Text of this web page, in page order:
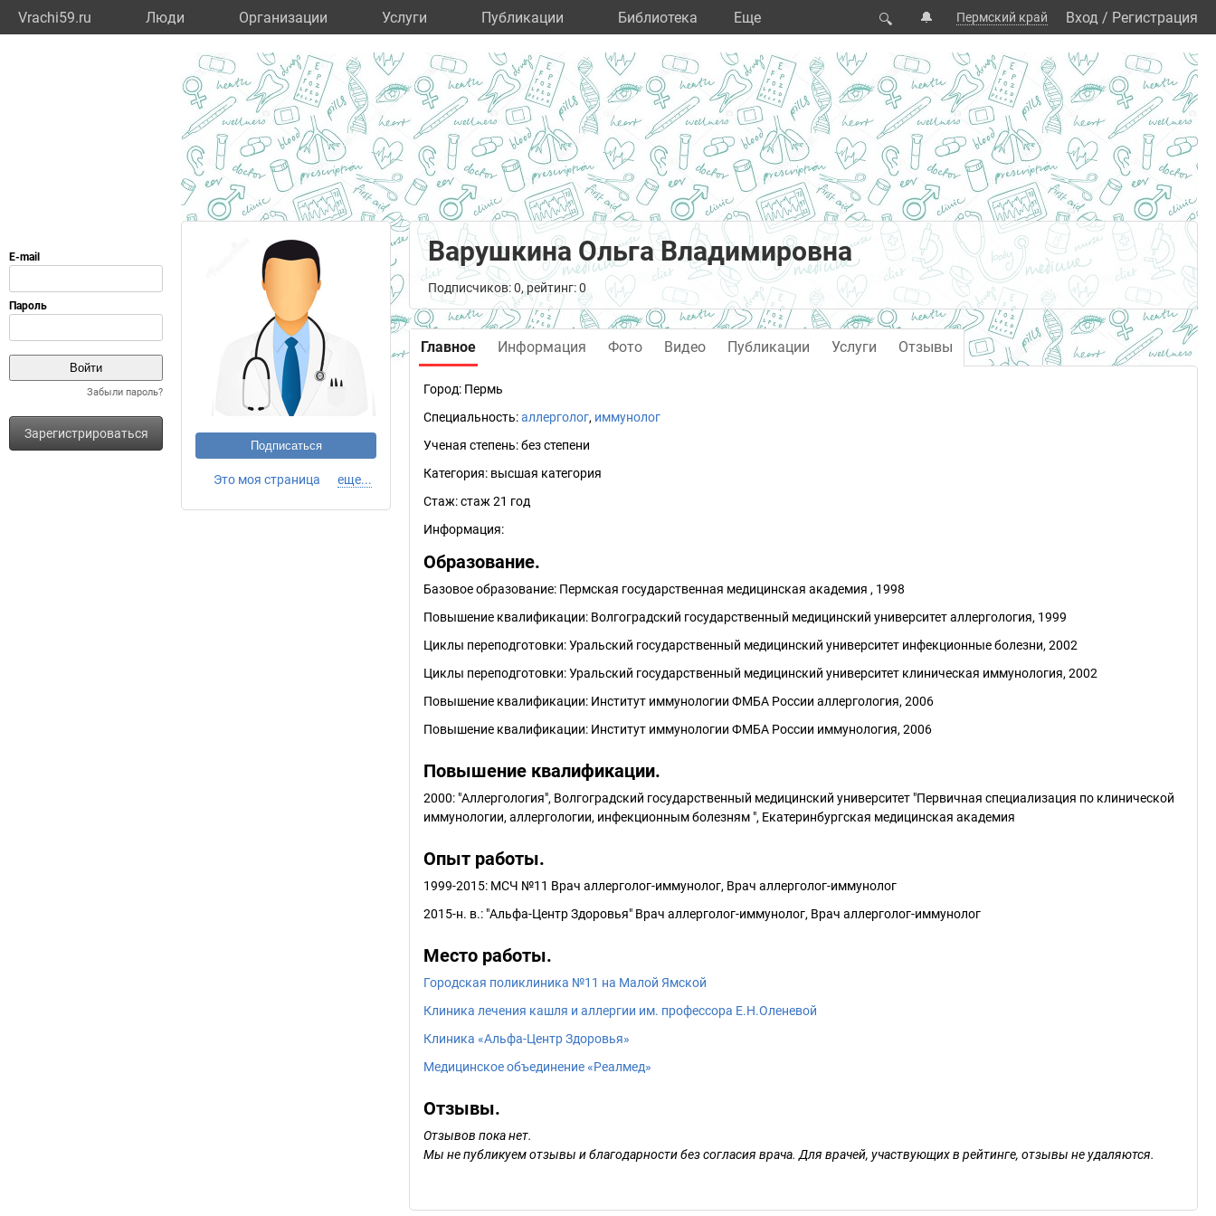
Vrachi59.ru Люди Организации Услуги Публикации Библиотека Eще 🔍 🔔 Пермский край Вход / Регистрация
Забыли пароль?
Зарегистрироваться
Подписаться
Это моя страница еще...
Варушкина Ольга Владимировна
Подписчиков: 0, рейтинг: 0
Главное Информация Фото Видео Публикации Услуги Отзывы
Город: Пермь
Специальность:аллерголог, иммунолог
Ученая степень:без степени
Категория: высшая категория
Стаж:стаж 21 год
Информация:
Образование.
Базовое образование: Пермская государственная медицинская академия , 1998
Повышение квалификации: Волгоградский государственный медицинский университет аллергология, 1999
Циклы переподготовки: Уральский государственный медицинский университет инфекционные болезни, 2002
Циклы переподготовки: Уральский государственный медицинский университет клиническая иммунология, 2002
Повышение квалификации: Институт иммунологии ФМБА России аллергология, 2006
Повышение квалификации: Институт иммунологии ФМБА России иммунология, 2006
Повышение квалификации.
2000: "Аллергология", Волгоградский государственный медицинский университет "Первичная специализация по клинической
иммунологии, аллергологии, инфекционным болезням ", Екатеринбургская медицинская академия
Опыт работы.
1999-2015: МСЧ №11 Врач аллерголог-иммунолог, Врач аллерголог-иммунолог
2015-н. в.: "Альфа-Центр Здоровья" Врач аллерголог-иммунолог, Врач аллерголог-иммунолог
Место работы.
Городская поликлиника №11 на Малой Ямской
Клиника лечения кашля и аллергии им. профессора Е.Н.Оленевой
Клиника «Альфа-Центр Здоровья»
Медицинское объединение «Реалмед»
Отзывы.
Отзывов пока нет.
Мы не публикуем отзывы и благодарности без согласия врача. Для врачей, участвующих в рейтинге, отзывы не удаляются.